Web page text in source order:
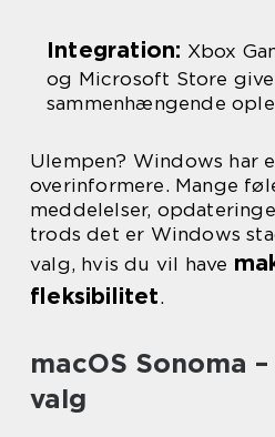
Integration: Xbox
og Microsoft Store
sammenhængende
Ulempen? Windows har
overinformere. Mange
meddelelser,
trods det er Windows
valg, hvis du vil have
fleksibilitet.
macOS Sonoma
valg